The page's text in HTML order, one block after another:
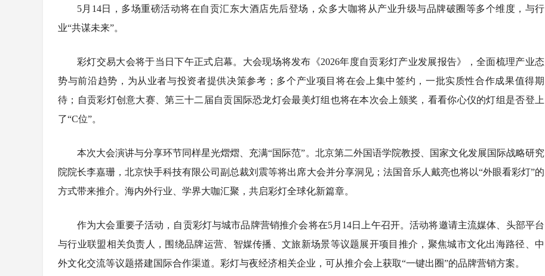
5月14日，多场重磅活动将在自贡汇东大酒店先后登场，众多大咖将从产业升级与品牌破圈等多个维度，与行
业“共谋未来”。
彩灯交易大会将于当日下午正式启幕。大会现场将发布《2026年度自贡彩灯产业发展报告》，全面梳理产业态
势与前沿趋势，为从业者与投资者提供决策参考；多个产业项目将在会上集中签约，一批实质性合作成果值得期
待；自贡彩灯创意大赛、第三十二届自贡国际恐龙灯会最美灯组也将在本次会上颁奖，看看你心仪的灯组是否登上
了“C位”。
本次大会演讲与分享环节同样星光熠熠、充满“国际范”。北京第二外国语学院教授、国家文化发展国际战略研究
院院长李嘉珊，北京快手科技有限公司副总裁刘震等将出席大会并分享洞见；法国音乐人戴亮也将以“外眼看彩灯”的
方式带来推介。海内外行业、学界大咖汇聚，共启彩灯全球化新篇章。
作为大会重要子活动，自贡彩灯与城市品牌营销推介会将在5月14日上午召开。活动将邀请主流媒体、头部平台
与行业联盟相关负责人，围绕品牌运营、智媒传播、文旅新场景等议题展开项目推介，聚焦城市文化出海路径、中
外文化交流等议题搭建国际合作渠道。彩灯与夜经济相关企业，可从推介会上获取“一键出圈”的品牌营销方案。